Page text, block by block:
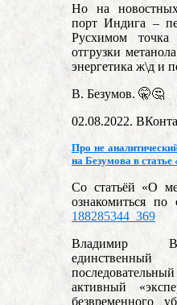
Но на
порт Индига –
Русхимом точка
отгрузки
энергетика ж\д и
В. Безумов. 🤫🤔
02.08.2022.
Про не
на Безумова в
Со статьёй «О
ознакомиться
188285344_369
Владимир
активный
безвременного